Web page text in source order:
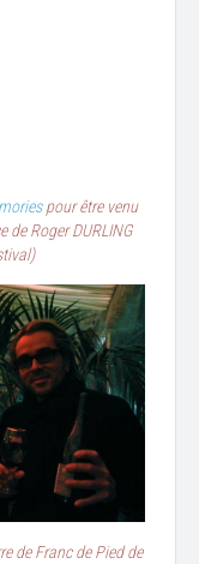
pour être venu
de Roger DURLING
de Franc de Pied de